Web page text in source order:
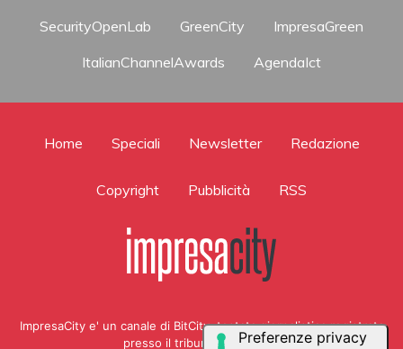
SecurityOpenLab
GreenCity
ImpresaGreen
ItalianChannelAwards
AgendaIct
Home Speciali Newsletter Redazione
Copyright Pubblicità RSS
ImpresaCity e' un canale di BitCity, testata giornalistica registrata
presso il tribunale di Como ,